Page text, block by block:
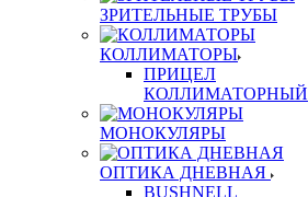
ЗРИТЕЛЬНЫЕ ТРУБЫ
КОЛЛИМАТОРЫ
ПРИЦЕЛ
КОЛЛИМАТОРНЫЙ
МОНОКУЛЯРЫ
ОПТИКА ДНЕВНАЯ
BUSHNELL